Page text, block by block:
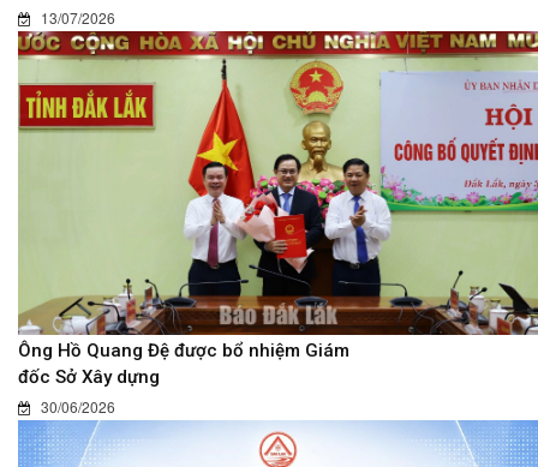
13/07/2026
Ông Hồ Quang Đệ được bổ nhiệm Giám
đốc Sở Xây dựng
30/06/2026